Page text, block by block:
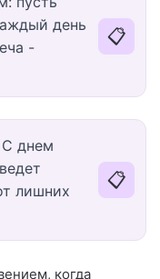
день
-
📋
С днем
лишних
📋
когда